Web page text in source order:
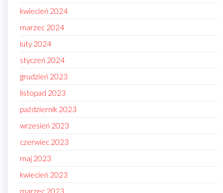
kwiecień 2024
marzec 2024
luty 2024
styczeń 2024
grudzień 2023
listopad 2023
październik 2023
wrzesień 2023
czerwiec 2023
maj 2023
kwiecień 2023
marzec 2023